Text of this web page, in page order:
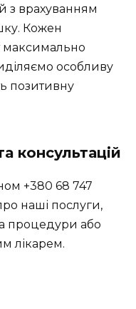
з врахуванням
Кожен
максимально
особливу
позитивну
консультацій
+380 68 747
наші послуги,
процедури або
лікарем.